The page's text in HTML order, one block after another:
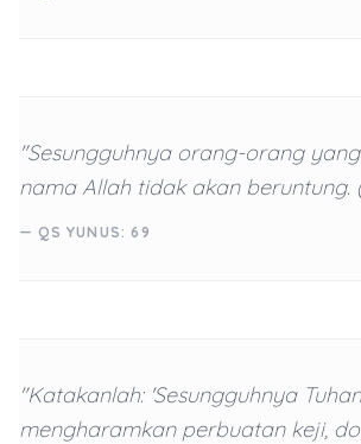
"Sesungguhnya orang-orang
nama Allah tidak akan beruntung.
— QS YUNUS: 69
"Katakanlah: 'Sesungguhnya
mengharamkan perbuatan keji,